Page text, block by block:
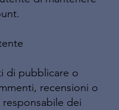
di pubblicare o
recensioni o
dei